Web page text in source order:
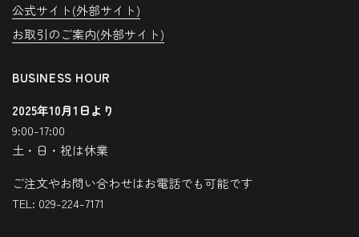
公式サイト(外部サイト)
お取引のご案内(外部サイト)
BUSINESS HOUR
2025年10月1日より
9:00-17:00
土・日・祝は休業
ご注文やお問い合わせはお電話でも可能です
TEL: 029-224-7171